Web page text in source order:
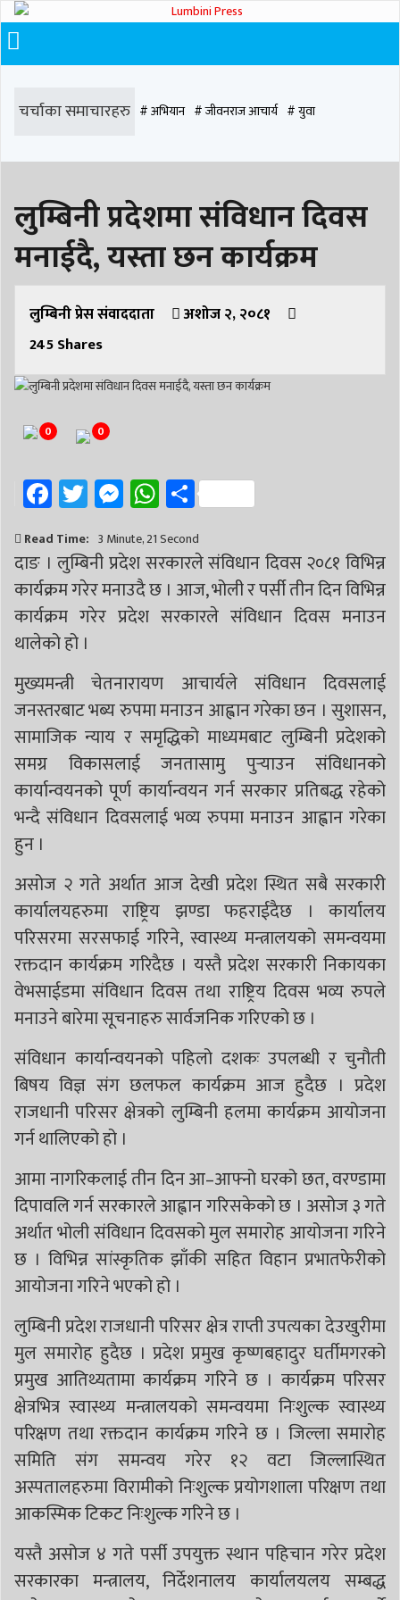
चर्चाका समाचारहरु # अभियान # जीवनराज आचार्य # युवा
# समाज रूपान्तरण # चौराह हस्पिटल # घरजग्गा कारोबार # कपिलवस्तु
# मृत्यु # सडक दुर्घटना # आधुनिक समाज डेन्टल # लुम्बिनी # वर्षा # समृद्धि
# समृद्धि एकेडेमी # काङ्ग्रेस # नेपाली कांग्रेस # बुटवल # राजधानी
# रुपन्देही # रुपन्देही २ # नेकपा # रुपन्देही १ # चुन्न पौडेल
# सिद्धबाबा # बुटवल उपमहानगरपालिका
# निर्वाचन
लुम्बिनी प्रदेशमा संविधान दिवस
मनाईदै, यस्ता छन कार्यक्रम
लुम्बिनी प्रेस संवाददाता
अशोज २, २०८१
245Shares
0 0
Facebook
Twitter
Messenger
WhatsApp
Share
Read Time: 3 Minute, 21 Second
दाङ । लुम्बिनी प्रदेश सरकारले संविधान दिवस २०८१ विभिन्न
कार्यक्रम गरेर मनाउदै छ । आज, भोली र पर्सी तीन दिन विभिन्न
कार्यक्रम गरेर प्रदेश सरकारले संविधान दिवस मनाउन
थालेको हो ।
मुख्यमन्त्री चेतनारायण आचार्यले संविधान दिवसलाई
जनस्तरबाट भब्य रुपमा मनाउन आह्वान गरेका छन । सुशासन,
सामाजिक न्याय र समृद्धिको माध्यमबाट लुम्बिनी प्रदेशको
समग्र विकासलाई जनतासामु पुर्‍याउन संविधानको
कार्यान्वयनको पूर्ण कार्यान्वयन गर्न सरकार प्रतिबद्ध रहेको
भन्दै संविधान दिवसलाई भव्य रुपमा मनाउन आह्वान गरेका
हुन ।
असोज २ गते अर्थात आज देखी प्रदेश स्थित सबै सरकारी
कार्यालयहरुमा राष्ट्रिय झण्डा फहराईदैछ । कार्यालय
परिसरमा सरसफाई गरिने, स्वास्थ्य मन्त्रालयको समन्वयमा
रक्तदान कार्यक्रम गरिदैछ । यस्तै प्रदेश सरकारी निकायका
वेभसाईडमा संविधान दिवस तथा राष्ट्रिय दिवस भव्य रुपले
मनाउने बारेमा सूचनाहरु सार्वजनिक गरिएको छ ।
संविधान कार्यान्वयनको पहिलो दशकः उपलब्धी र चुनौती
बिषय विज्ञ संग छलफल कार्यक्रम आज हुदैछ । प्रदेश
राजधानी परिसर क्षेत्रको लुम्बिनी हलमा कार्यक्रम आयोजना
गर्न थालिएको हो ।
आमा नागरिकलाई तीन दिन आ–आफ्नो घरको छत, वरण्डामा
दिपावलि गर्न सरकारले आह्वान गरिसकेको छ । असोज ३ गते
अर्थात भोली संविधान दिवसको मुल समारोह आयोजना गरिने
छ । विभिन्न सांस्कृतिक झाँकी सहित विहान प्रभातफेरीको
आयोजना गरिने भएको हो ।
लुम्बिनी प्रदेश राजधानी परिसर क्षेत्र राप्ती उपत्यका देउखुरीमा
मुल समारोह हुदैछ । प्रदेश प्रमुख कृष्णबहादुर घर्तीमगरको
प्रमुख आतिथ्यतामा कार्यक्रम गरिने छ । कार्यक्रम परिसर
क्षेत्रभित्र स्वास्थ्य मन्त्रालयको समन्वयमा निःशुल्क स्वास्थ्य
परिक्षण तथा रक्तदान कार्यक्रम गरिने छ । जिल्ला समारोह
समिति संग समन्वय गरेर १२ वटा जिल्लास्थित
अस्पतालहरुमा विरामीको निःशुल्क प्रयोगशाला परिक्षण तथा
आकस्मिक टिकट निःशुल्क गरिने छ ।
यस्तै असोज ४ गते पर्सी उपयुक्त स्थान पहिचान गरेर प्रदेश
सरकारका मन्त्रालय, निर्देशनालय कार्यालयलय सम्बद्ध